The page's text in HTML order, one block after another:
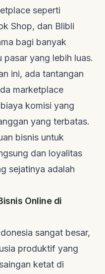
seperti
Shop, dan Blibli
bagi banyak
yang lebih luas.
ini, ada tantangan
marketplace
komisi yang
yang terbatas.
bisnis untuk
dan loyalitas
sejatinya adalah
Online di
sangat besar,
produktif yang
ketat di